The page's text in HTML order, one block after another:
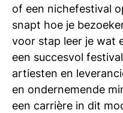
of een nichefestival
snapt hoe je
voor stap leer je wat
een succesvol
artiesten en
en ondernemende
een carrière in dit